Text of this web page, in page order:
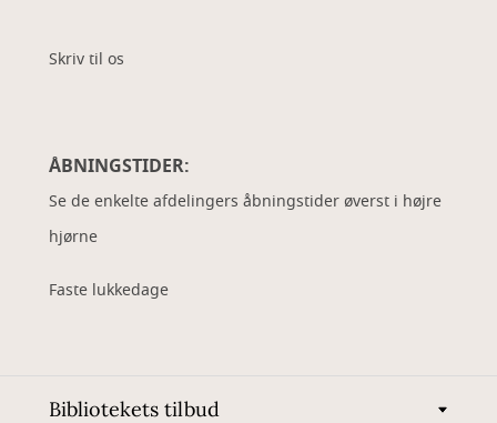
Skriv til os
ÅBNINGSTIDER:
Se de enkelte afdelingers åbningstider øverst i højre
hjørne
Faste lukkedage
Bibliotekets tilbud